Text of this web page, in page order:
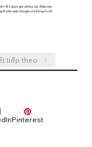
180 quốc gia và khu vực. Điều này
lồ trên web. Google có kế hoạch mở
tiếp theo
Pinterest